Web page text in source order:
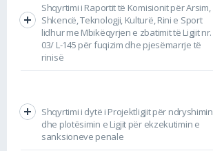
Shqyrtimi i Raportit të Komisionit për Arsim,
Shkencë, Teknologji, Kulturë, Rini e Sport
lidhur me Mbikëqyrjen e zbatimit të Ligjit nr.
03/ L-145 për fuqizim dhe pjesëmarrje të
rinisë
Shqyrtimi i dytë i Projektligjit për ndryshimin
dhe plotësimin e Ligjit për ekzekutimin e
sanksioneve penale